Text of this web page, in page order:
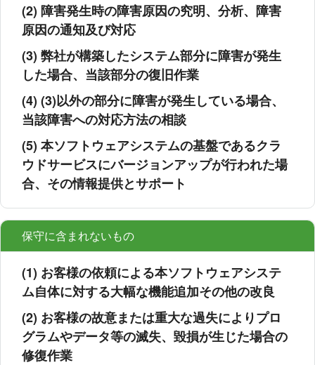
(2) 障害発生時の障害原因の究明、分析、障害
原因の通知及び対応
(3) 弊社が構築したシステム部分に障害が発生
した場合、当該部分の復旧作業
(4) (3)以外の部分に障害が発生している場合、
当該障害への対応方法の相談
(5) 本ソフトウェアシステムの基盤であるクラ
ウドサービスにバージョンアップが行われた場
合、その情報提供とサポート
保守に含まれないもの
(1) お客様の依頼による本ソフトウェアシステ
ム自体に対する大幅な機能追加その他の改良
(2) お客様の故意または重大な過失によりプロ
グラムやデータ等の滅失、毀損が生じた場合の
修復作業